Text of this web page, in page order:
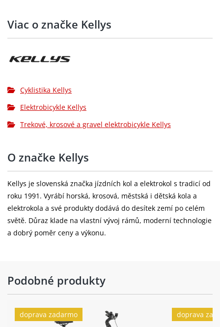
Kliky: SAMOX (38T) - délka 170 mm
složení:
Ráfky:
Přední náboj:
Center Lock (32 děr)
Pláště:
622 (29x2.25) ADDIX, ReflectiveLine
výplet kola: stainless steel black
přední
osvětlení:
TRELOCK Veo 50
zadní
TRELOCK Duo Flat
nosič z hliníkové slitiny, nastavitelný
stojan, zvonek
motor: PANASONIC GX Ultimate, 90 Nm, 36 V
Viac o značke Kellys
Cyklistika Kellys
Elektrobicykle Kellys
Trekové, krosové a gravel elektrobicykle Kellys
O značke Kellys
Kellys je slovenská značka jízdních kol a elektrokol s tradicí od
roku 1991. Vyrábí horská, krosová, městská i dětská kola a
elektrokola a své produkty dodává do desítek zemí po celém
světě. Důraz klade na vlastní vývoj rámů, moderní technologie
a dobrý poměr ceny a výkonu.
Podobné produkty
doprava zadarmo doprava